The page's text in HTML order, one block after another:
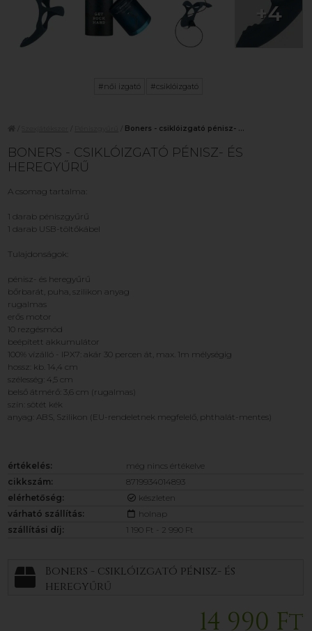
+4
#női izgató #csiklóizgató
Boners - csiklóizgató pénisz- ...
BONERS - CSIKLÓIZGATÓ PÉNISZ- ÉS
HEREGYŰRŰ
A csomag tartalma:
1 darab péniszgyűrű
1 darab USB-töltőkábel
Tulajdonságok:
pénisz- és heregyűrű
bőrbarát, puha, szilikon anyag
rugalmas
erős motor
10 rezgésmód
beépített akkumulátor
100% vízálló - IPX7: akár 30 percen át, max. 1m mélységig
hossz: kb. 14,4 cm
szélesség: 4,5 cm
belső átmérő: 3,6 cm (rugalmas)
szín: sötét kék
anyag: ABS, Szilikon (EU-rendeletnek megfelelő, phthalát-mentes)
értékelés:
még nincs értékelve
cikkszám:
8719934014893
elérhetőség:
készleten
várható szállítás:
holnap
szállítási díj:
1 190 Ft - 2 990 Ft
Boners - csiklóizgató pénisz- és
heregyűrű
14 990 Ft